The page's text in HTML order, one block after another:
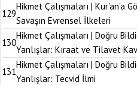
129
Hikmet Çalışmaları | Kur’an’a
Savaşın Evrensel İlkeleri
130
Hikmet Çalışmaları | Doğru
Yanlışlar: Kıraat ve Tilavet
131
Hikmet Çalışmaları | Doğru
Yanlışlar: Tecvid İlmi